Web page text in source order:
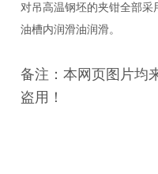
对吊高温钢坯的夹钳全部
油槽内润滑油润滑。
备注：本网页 图片均
盗用！